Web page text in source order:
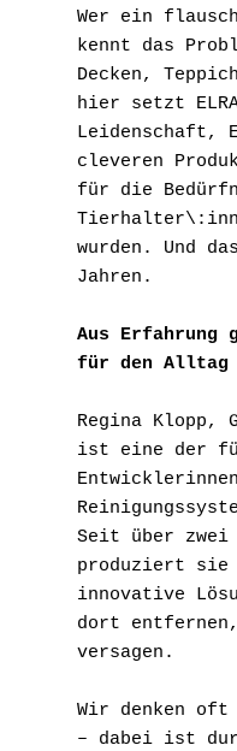
Wer ein
kennt das
Decken,
hier setzt
Leidenschaft,
cleveren
für die
wurden. Und
Jahren.
Aus Erfahrung
für den Alltag
Regina Klopp,
ist eine der
Seit über zwei
produziert sie
innovative
dort entfernen,
versagen.
Wir denken
– dabei ist